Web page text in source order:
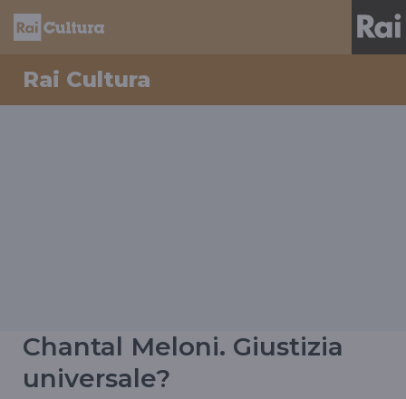
Rai Cultura
Chantal Meloni. Giustizia
universale?